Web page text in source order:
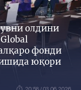
олдини
фонди
юқори